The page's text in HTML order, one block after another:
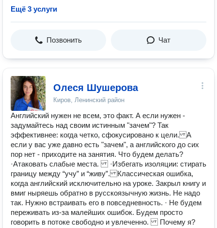
Ещё 3 услуги
Позвонить Чат
Олеся Шушерова
Киров, Ленинский район
Английский нужен не всем, это факт. А если нужен -
задумайтесь над своим истинным "зачем"? Так
эффективнее: когда четко, сфокусировано к цели. А
если у вас уже давно есть "зачем", а английского до сих
пор нет - приходите на занятия. Что будем делать?
·Атаковать слабые места. ·Избегать изоляции: стирать
границу между “учу” и “живу”. Классическая ошибка,
когда английский исключительно на уроке. Закрыл книгу и
вмиг ныряешь обратно в русскоязычную жизнь. Не надо
так. Нужно встраивать его в повседневность. · Не будем
переживать из-за малейших ошибок. Будем просто
говорить в потоке свободно и увлеченно. Почему я?